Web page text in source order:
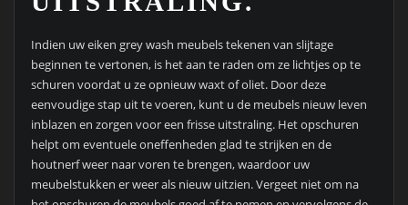
Indien uw eiken grey wash meubels tekenen van slijtage
beginnen te vertonen, is het aan te raden om ze lichtjes op te
schuren voordat u ze opnieuw waxt of oliet. Door deze
eenvoudige stap uit te voeren, kunt u de meubels nieuw leven
inblazen en zorgen voor een frisse uitstraling. Het opschuren
helpt om eventuele oneffenheden glad te strijken en de
houtnerf weer naar voren te brengen, waardoor uw
meubelstukken er weer als nieuw uitzien. Vergeet niet om na